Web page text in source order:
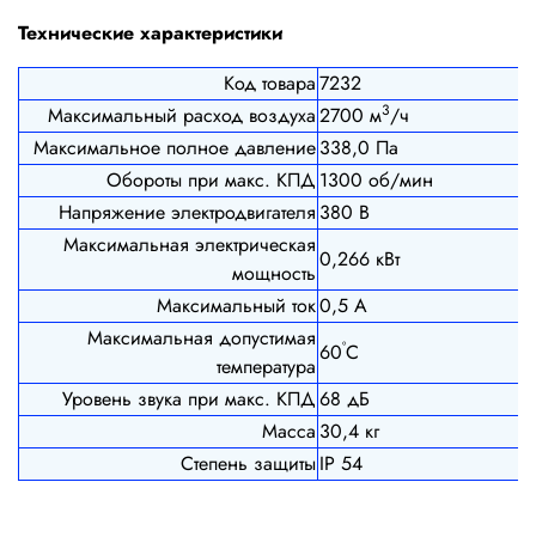
Технические характеристики
Код товара7232
Максимальный расход воздуха2700 м3/ч
Максимальное полное давление338,0 Па
Обороты при макс. КПД 1300 об/мин
Напряжение электродвигателя 380 В
Максимальная электрическая
мощность
0,266 кВт
Максимальный ток0,5 А
Максимальная допустимая
температура
60ºС
Уровень звука при макс. КПД68 дБ
Масса 30,4 кг
Степень защитыIP 54